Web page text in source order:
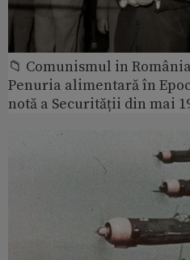
📁 Comunismul in România
Penuria alimentară în
notă a Securității din mai